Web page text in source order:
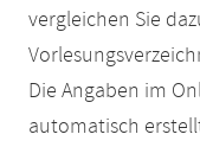
vergleichen Sie
Die Angaben im
automatisch